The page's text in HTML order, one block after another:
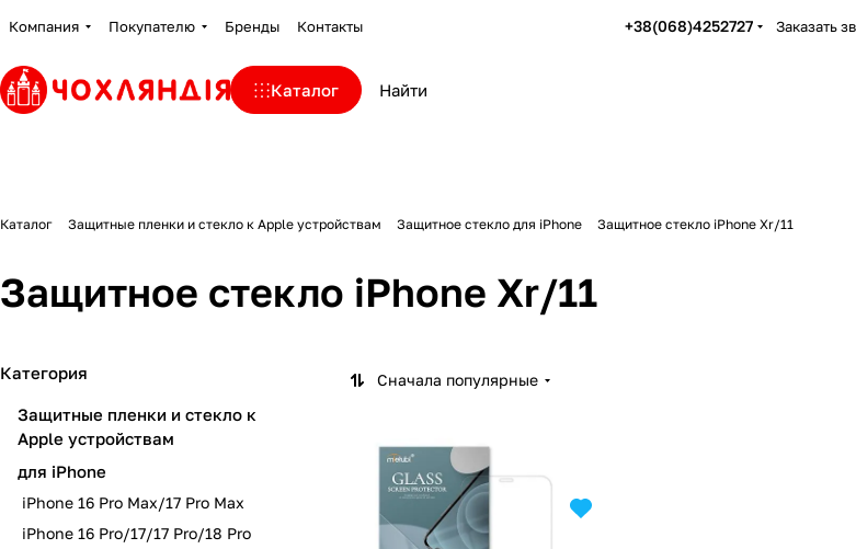
Компания Покупателю Бренды Контакты +38(068)4252727 Заказать
Каталог
Каталог Защитные пленки и стекло к Apple устройствам Защитное стекло для iPhone Защитное стекло iPhone Xr/11
Защитное стекло iPhone Xr/11
Сначала популярные
Категория
Защитные пленки и стекло к
Apple устройствам
для iPhone
iPhone 16 Pro Max/17 Pro Max
iPhone 16 Pro/17/17 Pro/18 Pro